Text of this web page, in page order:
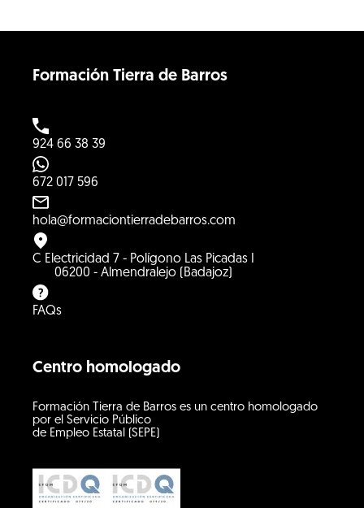
Centro homologado
Formación Tierra de Barros es un centro homologado
por el Servicio Público
de Empleo Estatal (SEPE)
Formación Tierra de Barros
924 66 38 39
672 017 596
hola@formaciontierradebarros.com
C Electricidad 7 - Polígono Las Picadas I
06200 - Almendralejo (Badajoz)
FAQs